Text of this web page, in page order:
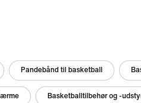
Pandebånd til basketball
Basketballtilbehør og -